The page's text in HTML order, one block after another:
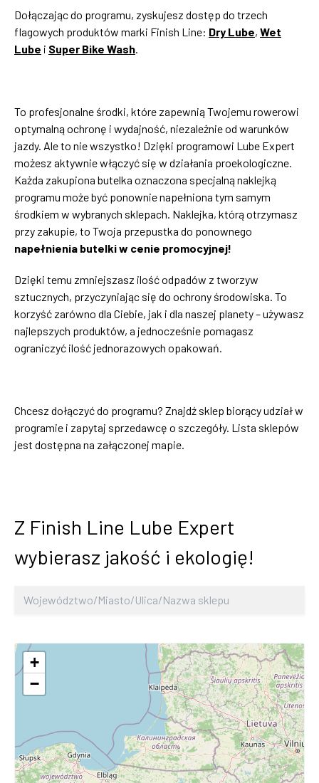
Dołączając do programu, zyskujesz dostęp do trzech
flagowych produktów marki Finish Line: Dry Lube, Wet
Lube i Super Bike Wash.
To profesjonalne środki, które zapewnią Twojemu rowerowi
optymalną ochronę i wydajność, niezależnie od warunków
jazdy. Ale to nie wszystko! Dzięki programowi Lube Expert
możesz aktywnie włączyć się w działania proekologiczne.
Każda zakupiona butelka oznaczona specjalną naklejką
programu może być ponownie napełniona tym samym
środkiem w wybranych sklepach. Naklejka, którą otrzymasz
przy zakupie, to Twoja przepustka do ponownego
napełnienia butelki w cenie promocyjnej!
Dzięki temu zmniejszasz ilość odpadów z tworzyw
sztucznych, przyczyniając się do ochrony środowiska. To
korzyść zarówno dla Ciebie, jak i dla naszej planety – używasz
najlepszych produktów, a jednocześnie pomagasz
ograniczyć ilość jednorazowych opakowań.
Chcesz dołączyć do programu? Znajdź sklep biorący udział w
programie i zapytaj sprzedawcę o szczegóły. Lista sklepów
jest dostępna na załączonej mapie.
Z Finish Line Lube Expert
wybierasz jakość i ekologię!
+
−